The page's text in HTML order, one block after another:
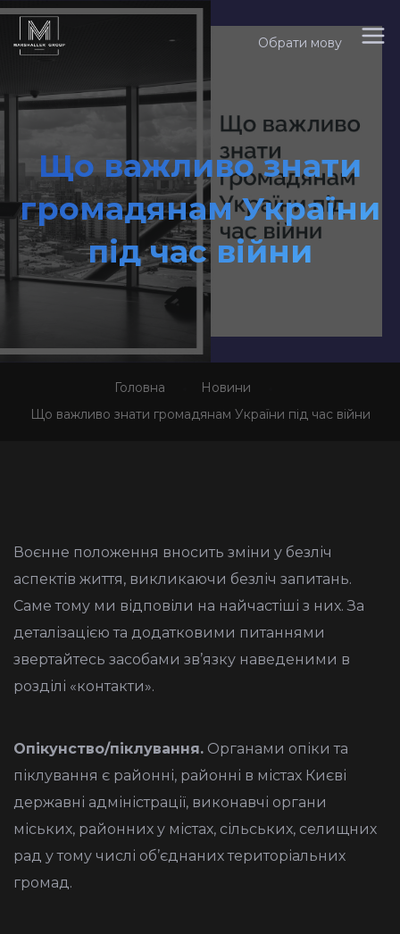
Обрати мову
Що важливо знати
громадянам України
під час війни
Головна
Новини
Що важливо знати громадянам України під час війни
Воєнне положення вносить зміни у безліч
аспектів життя, викликаючи безліч запитань.
Саме тому ми відповіли на найчастіші з них. За
деталізацією та додатковими питаннями
звертайтесь засобами зв’язку наведеними в
розділі «контакти».
Опікунство/піклування. Органами опіки та
піклування є районні, районні в містах Києві
державні адміністрації, виконавчі органи
міських, районних у містах, сільських, селищних
рад у тому числі об’єднаних територіальних
громад.